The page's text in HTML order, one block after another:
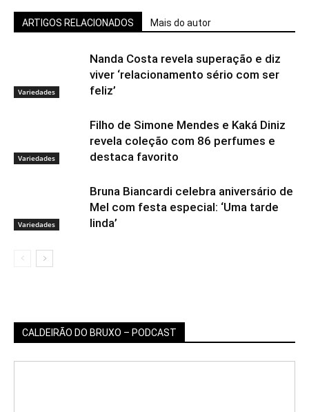
ARTIGOS RELACIONADOS Mais do autor
Variedades
Nanda Costa revela superação e diz
viver ‘relacionamento sério com ser
feliz’
Variedades
Filho de Simone Mendes e Kaká Diniz
revela coleção com 86 perfumes e
destaca favorito
Variedades
Bruna Biancardi celebra aniversário de
Mel com festa especial: ‘Uma tarde
linda’
CALDEIRÃO DO BRUXO – PODCAST